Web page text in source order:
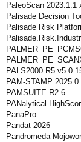
PaleoScan 2023.1.1
Palisade Decision
Palisade Risk
PALS2000 R5
PAM-STAMP 2025.0
PAMSUITE R2.6
PANalytical
PanaPro
Pandat 2026
Pandromeda